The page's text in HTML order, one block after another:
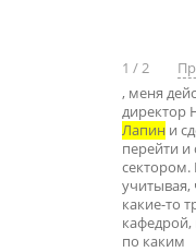
1 /2
, меня
директор
Лапин и
перейти
сектором.
учитывая,
какие-то
кафедрой,
по каким